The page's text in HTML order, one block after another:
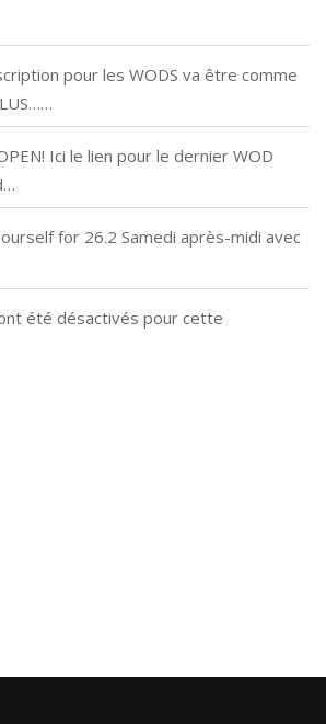
pour les WODS va être comme
Ici le lien pour le dernier WOD
for 26.2 Samedi après-midi avec
été désactivés pour cette